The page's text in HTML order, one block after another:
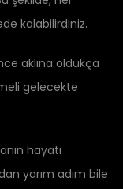
kalabilirdiniz.
aklına oldukça
gelecekte
hayatı
yarım adım bile